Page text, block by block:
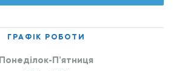
ГРАФІК РОБОТИ
Понеділок-П’ятниця